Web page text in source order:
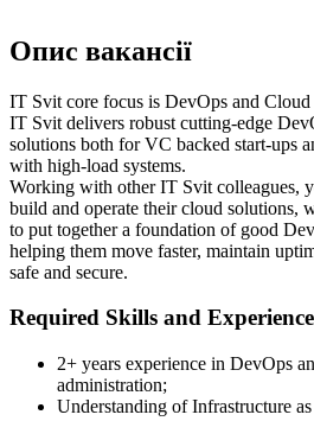
Опис вакансії
IT Svit core focus is DevOps and Cloud
IT Svit delivers robust cutting-edge
solutions both for VC backed start-ups
with high-load systems.
Working with other IT Svit colleagues,
build and operate their cloud solutions,
to put together a foundation of good
helping them move faster, maintain
safe and secure.
Required Skills and Experience
2+ years experience in DevOps
administration;
Understanding of Infrastructure